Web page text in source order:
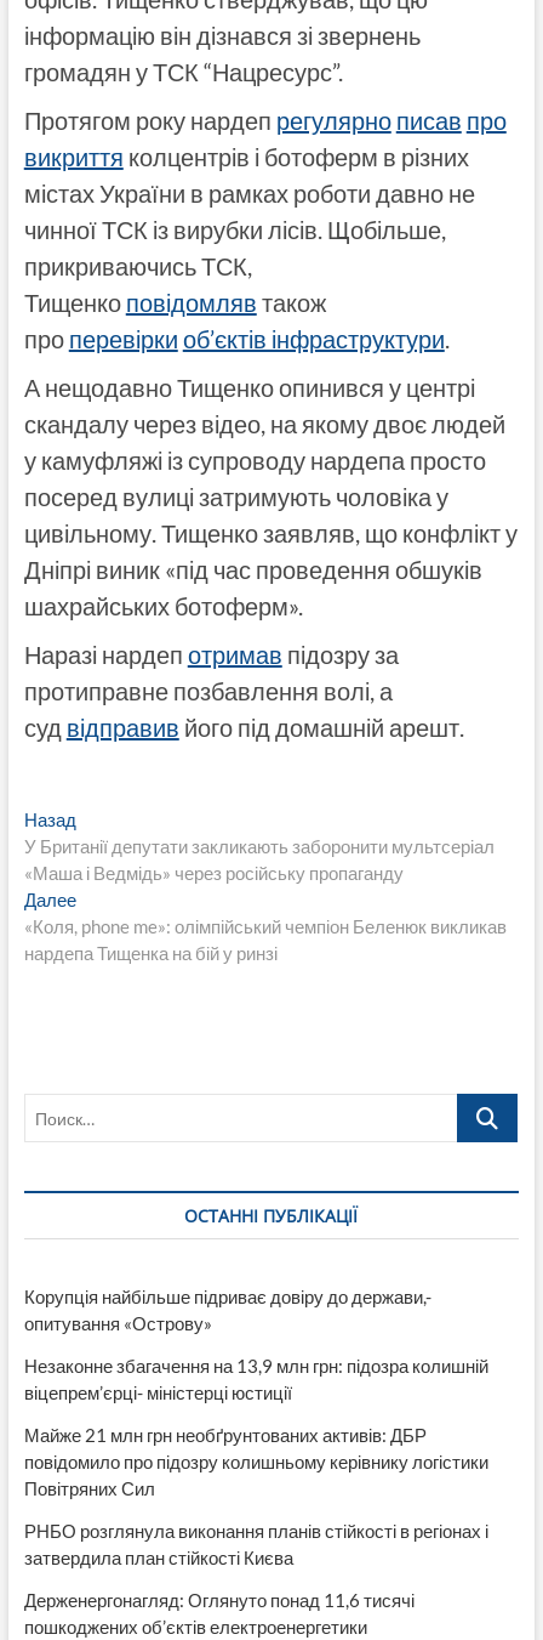
інформацію він дізнався зі звернень
громадян у ТСК “Нацресурс”.
Протягом року нардеп регулярно писав про
викриття колцентрів і ботоферм в різних
містах України в рамках роботи давно не
чинної ТСК із вирубки лісів. Щобільше,
прикриваючись ТСК,
Тищенко повідомляв також
про перевірки об’єктів інфраструктури.
А нещодавно Тищенко опинився у центрі
скандалу через відео, на якому двоє людей
у камуфляжі із супроводу нардепа просто
посеред вулиці затримують чоловіка у
цивільному. Тищенко заявляв, що конфлікт у
Дніпрі виник «під час проведення обшуків
шахрайських ботоферм».
Наразі нардеп отримав підозру за
протиправне позбавлення волі, а
суд відправив його під домашній арешт.
Навигация
по
записям
НазадПредыдущая
запись:
У Британії депутати закликають заборонити мультсеріал
«Маша і Ведмідь» через російську пропаганду
ДалееСледующая
запись:
«Коля, phone me»: олімпійський чемпіон Беленюк викликав
нардепа Тищенка на бій у ринзі
Поиск…
ОСТАННІ ПУБЛІКАЦІЇ
Корупція найбільше підриває довіру до держави,-
опитування «Острову»
Незаконне збагачення на 13,9 млн грн: підозра колишній
віцепрем’єрці- міністерці юстиції
Майже 21 млн грн необґрунтованих активів: ДБР
повідомило про підозру колишньому керівнику логістики
Повітряних Сил
РНБО розглянула виконання планів стійкості в регіонах і
затвердила план стійкості Києва
Держенергонагляд: Оглянуто понад 11,6 тисячі
пошкоджених об’єктів електроенергетики